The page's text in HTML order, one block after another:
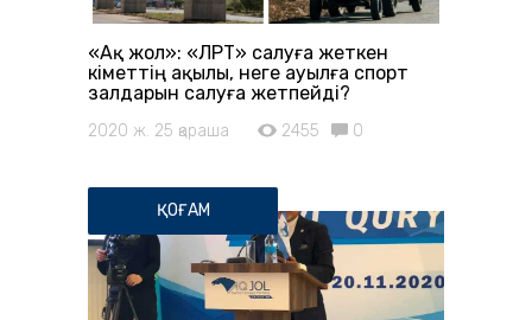
«Ақ жол»: «ЛРТ» салуға жеткен
Үкіметтің ақылы, неге ауылға спорт
залдарын салуға жетпейді?
2020 ж. 25 қараша 2455 0
ҚОҒАМ